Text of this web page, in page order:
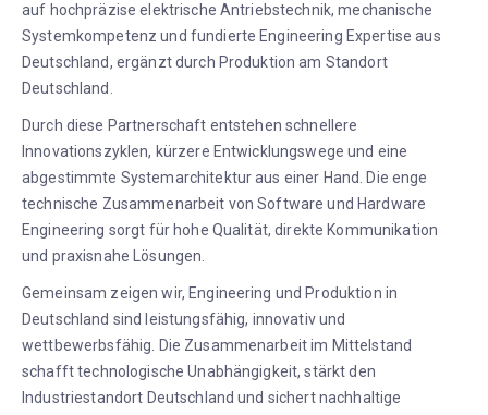
auf hochpräzise elektrische Antriebstechnik, mechanische
Systemkompetenz und fundierte Engineering Expertise aus
Deutschland, ergänzt durch Produktion am Standort
Deutschland.
Durch diese Partnerschaft entstehen schnellere
Innovationszyklen, kürzere Entwicklungswege und eine
abgestimmte Systemarchitektur aus einer Hand. Die enge
technische Zusammenarbeit von Software und Hardware
Engineering sorgt für hohe Qualität, direkte Kommunikation
und praxisnahe Lösungen.
Gemeinsam zeigen wir, Engineering und Produktion in
Deutschland sind leistungsfähig, innovativ und
wettbewerbsfähig. Die Zusammenarbeit im Mittelstand
schafft technologische Unabhängigkeit, stärkt den
Industriestandort Deutschland und sichert nachhaltige